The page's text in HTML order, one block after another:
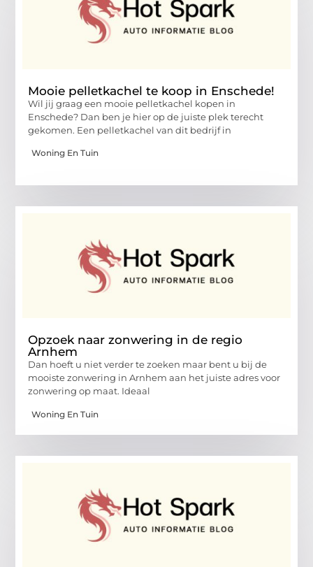
Mooie pelletkachel te koop in Enschede!
Wil jij graag een mooie pelletkachel kopen in
Enschede? Dan ben je hier op de juiste plek terecht
gekomen. Een pelletkachel van dit bedrijf in
Woning En Tuin
Opzoek naar zonwering in de regio
Arnhem
Dan hoeft u niet verder te zoeken maar bent u bij de
mooiste zonwering in Arnhem aan het juiste adres voor
zonwering op maat. Ideaal
Woning En Tuin